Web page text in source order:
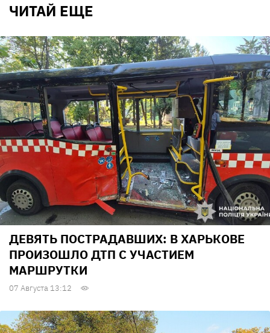
ЧИТАЙ ЕЩЕ
ДЕВЯТЬ ПОСТРАДАВШИХ: В ХАРЬКОВЕ
ПРОИЗОШЛО ДТП С УЧАСТИЕМ
МАРШРУТКИ
07 Августа 13:12